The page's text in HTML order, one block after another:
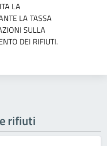
LA
LA TASSA
SULLA
DEI RIFIUTI.
rifiuti